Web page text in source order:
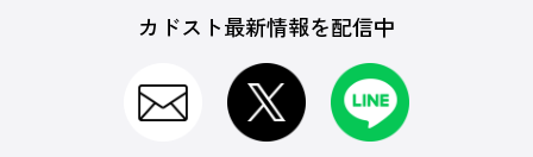
カドスト最新情報を配信中